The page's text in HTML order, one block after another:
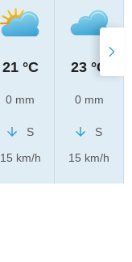
21 °C
0 mm
S
15 km/h
23 °C
0 mm
S
15 km/h